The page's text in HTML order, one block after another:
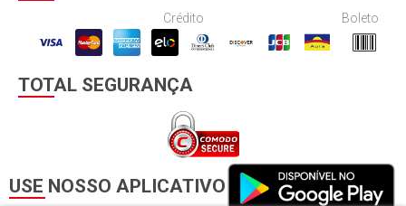
Crédito Boleto
TOTAL SEGURANÇA
USE NOSSO APLICATIVO